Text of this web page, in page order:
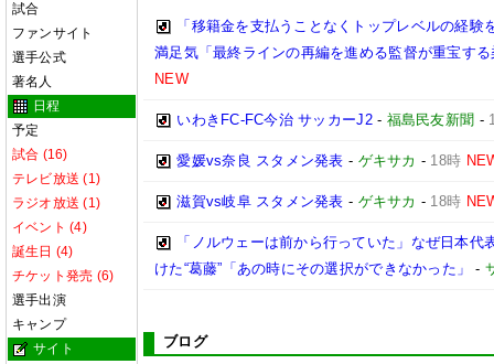
試合
ファンサイト
選手公式
著名人
日程
予定
試合 (16)
テレビ放送 (1)
ラジオ放送 (1)
イベント (4)
誕生日 (4)
チケット発売 (6)
選手出演
キャンプ
サイト
「移籍金を支払うことなくトップレベルの経
満足気「最終ラインの再編を進める監督が重宝す
NEW
いわきFC-FC今治 サッカーJ2- 福島民友新聞 -
愛媛vs奈良 スタメン発表 - ゲキサカ - 18時
滋賀vs岐阜 スタメン発表 - ゲキサカ - 18時
「ノルウェーは前から行っていた」なぜ日本
けた“葛藤”「あの時にその選択ができなかった」
-
ブログ